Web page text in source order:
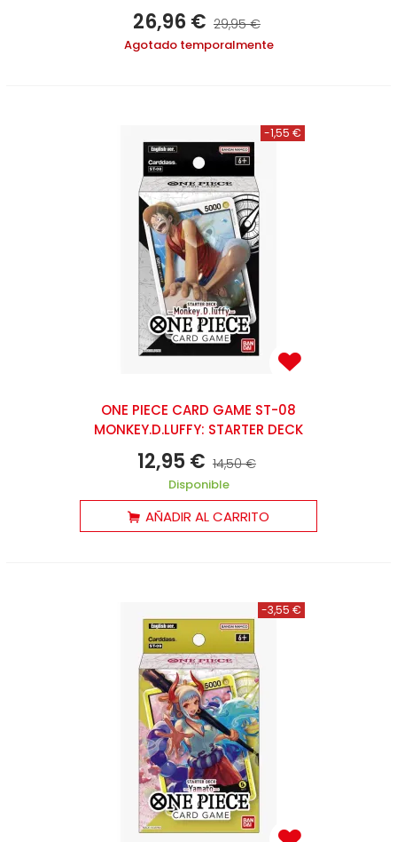
26,96 € 29,95 €
Agotado temporalmente
-1,55 €
ONE PIECE CARD GAME ST-08
MONKEY.D.LUFFY: STARTER DECK
12,95 € 14,50 €
Disponible
AÑADIR AL CARRITO
-3,55 €